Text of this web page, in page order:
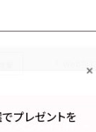
Web担
ベント から探す
プレゼントを